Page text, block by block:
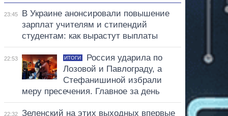
23:45
В Украине анонсировали повышение
зарплат учителям и стипендий
студентам: как вырастут выплаты
22:53 ИТОГИ
Россия ударила по
Лозовой и Павлограду, а
Стефанишиной избрали
меру пресечения. Главное за день
22:32
Зеленский на этих выходных впервые